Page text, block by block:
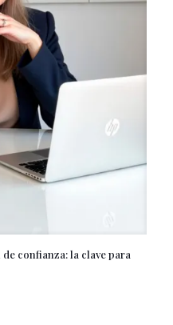
confianza: la clave para